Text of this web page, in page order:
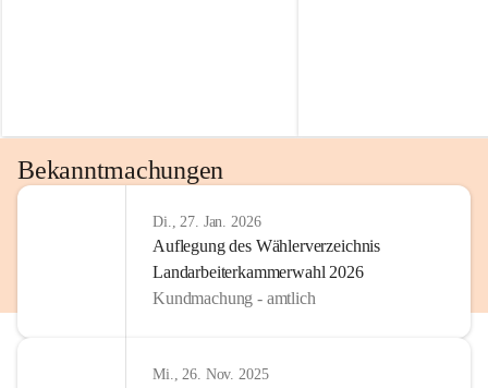
Bekanntmachungen
Di., 27. Jan. 2026
Auflegung des Wählerverzeichnis
Landarbeiterkammerwahl 2026
Kundmachung - amtlich
Mi., 26. Nov. 2025